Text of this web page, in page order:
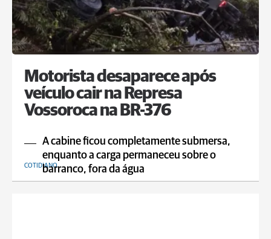
Motorista desaparece após
veículo cair na Represa
Vossoroca na BR-376
A cabine ficou completamente submersa,
enquanto a carga permaneceu sobre o
barranco, fora da água
COTIDIANO